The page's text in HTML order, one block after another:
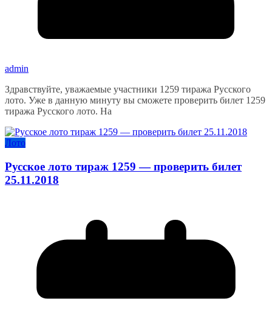
admin
Здравствуйте, уважаемые участники 1259 тиража Русского
лото. Уже в данную минуту вы сможете проверить билет 1259
тиража Русского лото. На
Лото
Русское лото тираж 1259 — проверить билет
25.11.2018